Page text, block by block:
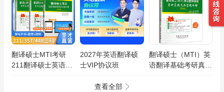
翻译硕士MTI考研
211翻译硕士英语
2027年英语翻译硕
士VIP协议班
翻译硕士（MTI）英
语翻译基础考研真题
查看全部